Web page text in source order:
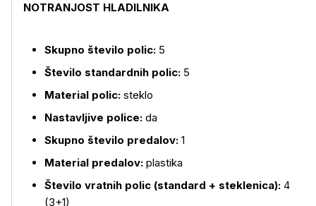
NOTRANJOST HLADILNIKA
Skupno število polic: 5
Število standardnih polic: 5
Material polic: steklo
Nastavljive police: da
Skupno število predalov: 1
Material predalov: plastika
Število vratnih polic (standard + steklenica): 4
(3+1)